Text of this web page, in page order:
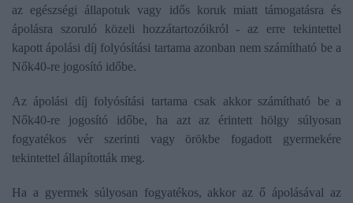
az egészségi állapotuk vagy idős koruk miatt támogatásra és
ápolásra szoruló közeli hozzátartozóikról - az erre tekintettel
kapott ápolási díj folyósítási tartama azonban nem számítható be a
Nők40-re jogosító időbe.
Az ápolási díj folyósítási tartama csak akkor számítható be a
Nők40-re jogosító időbe, ha azt az érintett hölgy súlyosan
fogyatékos vér szerinti vagy örökbe fogadott gyermekére
tekintettel állapították meg.
Ha a gyermek súlyosan fogyatékos, akkor az ő ápolásával az